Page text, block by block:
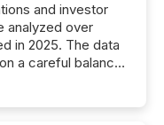
and investor
analyzed over
in 2025. The data
a careful balance